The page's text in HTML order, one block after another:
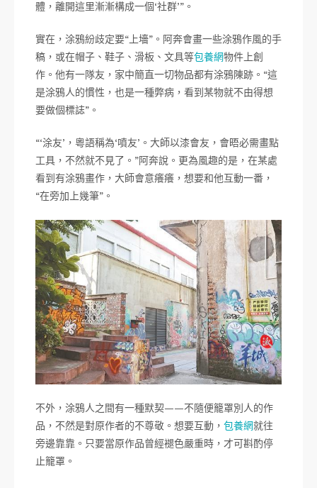
體，離開這里漸漸構成一個‘社群’”。
實在，涂鴉紛歧定要“上墻”。阿奔會畫一些涂鴉作風的手
稿，或在帽子、鞋子、滑板、文具等包養網物件上創
作。他有一隊友，家中簡直一切物品都有涂鴉陳跡。“這
是涂鴉人的慣性，也是一種弊病，看到某物就不由得想
要做個標誌”。
“‘涂友’，粵語稱為‘噴友’。大師以漆會友，會晤必需畫點
工具，不然就不見了。”阿奔說。更為風趣的是，在某處
看到有涂鴉畫作，大師會意癢癢，想要和他互動一番，
“在旁加上幾筆”。
不外，涂鴉人之間有一種默契——不隨便籠罩別人的作
品，不然是對原作者的不尊敬。想要互動， 包養網就往
旁邊靠靠。只要當原作品曾經褪色嚴重時，才可斟酌停
止籠罩。